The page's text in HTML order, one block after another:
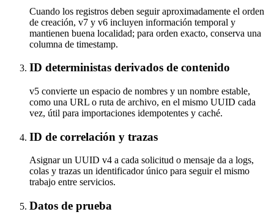
Cuando los registros deben seguir aproximadamente el orden
de creación, v7 y v6 incluyen información temporal y
mantienen buena localidad; para orden exacto, conserva una
columna de timestamp.
ID deterministas derivados de contenido
v5 convierte un espacio de nombres y un nombre estable,
como una URL o ruta de archivo, en el mismo UUID cada
vez, útil para importaciones idempotentes y caché.
ID de correlación y trazas
Asignar un UUID v4 a cada solicitud o mensaje da a logs,
colas y trazas un identificador único para seguir el mismo
trabajo entre servicios.
Datos de prueba